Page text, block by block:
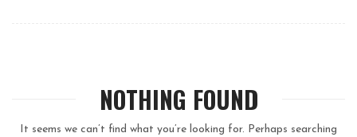
NOTHING FOUND
It seems we can’t find what you’re looking for. Perhaps searching